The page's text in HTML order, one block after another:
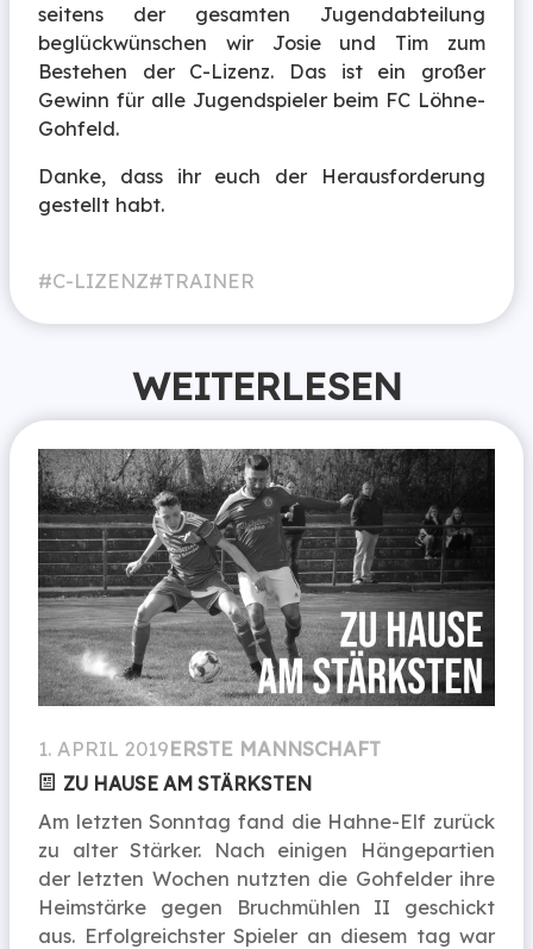
seitens der gesamten Jugendabteilung
beglückwünschen wir Josie und Tim zum
Bestehen der C-Lizenz. Das ist ein großer
Gewinn für alle Jugendspieler beim FC Löhne-
Gohfeld.
Danke, dass ihr euch der Herausforderung
gestellt habt.
C-LIZENZ TRAINER
WEITERLESEN
1. APRIL 2019ERSTE MANNSCHAFT
ZU HAUSE AM STÄRKSTEN
Am letzten Sonntag fand die Hahne-Elf zurück
zu alter Stärker. Nach einigen Hängepartien
der letzten Wochen nutzten die Gohfelder ihre
Heimstärke gegen Bruchmühlen II geschickt
aus. Erfolgreichster Spieler an diesem tag war